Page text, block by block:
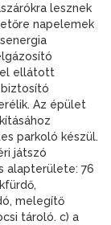
lesznek
napelemek
ellátott
biztosító
Az épület
parkoló készül.
játszó
alapterülete: 76
melegítő
tároló. c) a